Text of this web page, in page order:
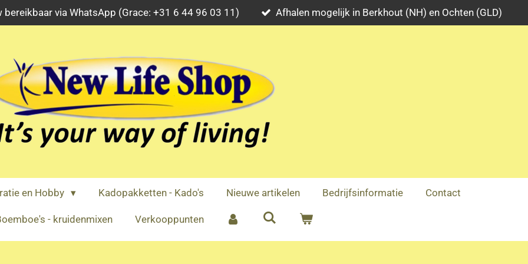
bereikbaar via WhatsApp (Grace: +31 6 44 96 03 11) Afhalen mogelijk in Berkhout (NH) en Ochten (GLD)
en Hobby Kadopakketten - Kado's Nieuwe artikelen Bedrijfsinformatie Contact
- kruidenmixen Verkooppunten